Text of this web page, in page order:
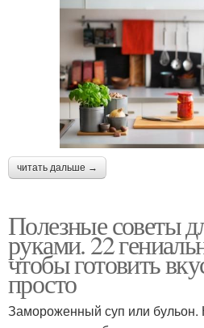
читать дальше →
Полезные советы
руками. 22
чтобы готовить
просто
Замороженный суп или бульон.